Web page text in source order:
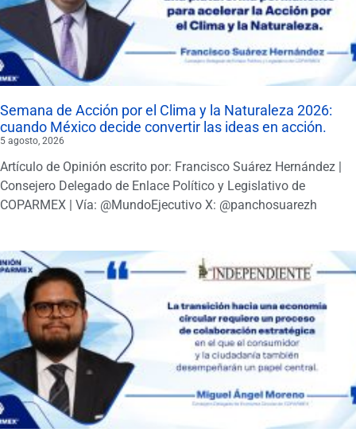
Semana de Acción por el Clima y la Naturaleza 2026:
cuando México decide convertir las ideas en acción.
5 agosto, 2026
Artículo de Opinión escrito por: Francisco Suárez Hernández |
Consejero Delegado de Enlace Político y Legislativo de
COPARMEX | Vía: @MundoEjecutivo X: @panchosuarezh